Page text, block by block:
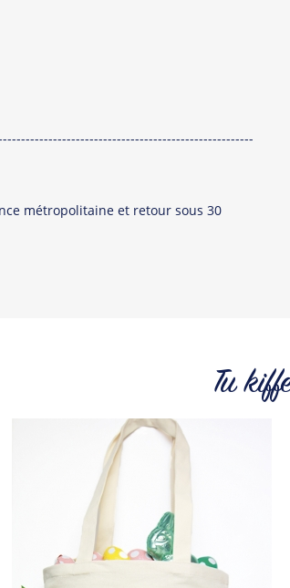
métropolitaine et retour sous 30
Tu